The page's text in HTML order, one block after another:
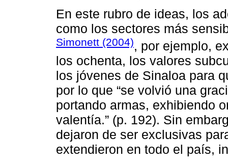
En este rubro de ideas, los
como los sectores más
Simonett (2004), por ejemplo,
los ochenta, los valores
los jóvenes de Sinaloa para
por lo que “se volvió una
portando armas, exhibiendo
valentía.” (p. 192). Sin
dejaron de ser exclusivas
extendieron en todo el país,